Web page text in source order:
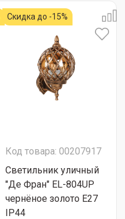
Скидка до -15%
Код товара: 00207917
Светильник уличный
"Де Фран" EL-804UP
чернёное золото Е27
IP44